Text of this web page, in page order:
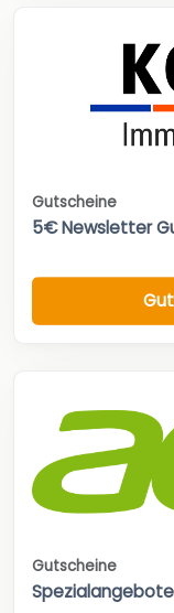
Gutscheine
5€ Newsletter
Gutscheine
Spezialangebote